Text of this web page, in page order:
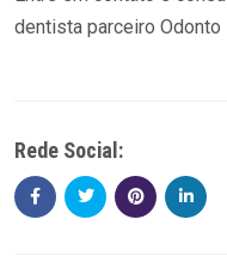
dentista parceiro Odonto
Rede Social: